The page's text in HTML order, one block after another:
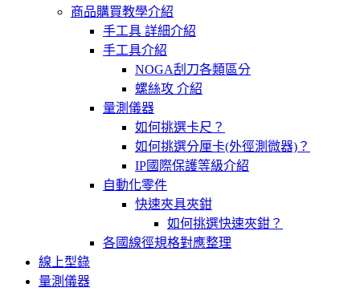
商品購買教學介紹
手工具 詳細介紹
手工具介紹
NOGA刮刀各類區分
螺絲攻 介紹
量測儀器
如何挑選卡尺？
如何挑選分厘卡(外徑測微器)？
IP國際保護等級介紹
自動化零件
快速夾具夾鉗
如何挑選快速夾鉗？
各國線徑規格對應整理
線上型錄
量測儀器